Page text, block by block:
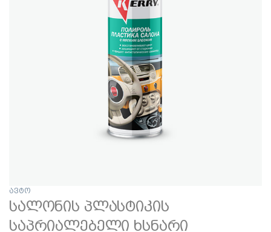
ავტო
სალონის პლასტიკის
საპრიალებელი ხსნარი